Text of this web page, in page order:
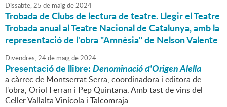
Dissabte,25 de maigde2024
Trobada de Clubs de lectura de teatre. Llegir el Teatre
Trobada anual al Teatre Nacional de Catalunya, amb la
representació de l'obra "Amnèsia" de Nelson Valente
Divendres,24de maigde2024
Presentació de llibre:Denominació d'Origen Alella
a càrrec de Montserrat Serra, coordinadora i editora de
l'obra, Oriol Ferran i Pep Quintana. Amb tast de vins del
Celler Vallalta Vinícola i Talcomraja